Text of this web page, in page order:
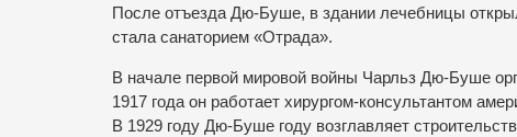
После отъезда Дю-Буше, в здании лечебницы
стала санаторием «Отрада».
В начале первой мировой войны Чарльз Дю-Буше
1917 года он работает хирургом-консультантом
В 1929 году Дю-Буше году возглавляет